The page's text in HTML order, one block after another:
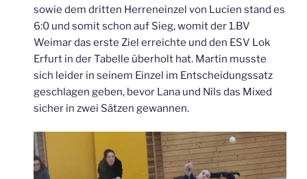
sowie dem dritten Herreneinzel von Lucien stand es
6:0 und somit schon auf Sieg, womit der 1.BV
Weimar das erste Ziel erreichte und den ESV Lok
Erfurt in der Tabelle überholt hat. Martin musste
sich leider in seinem Einzel im Entscheidungssatz
geschlagen geben, bevor Lana und Nils das Mixed
sicher in zwei Sätzen gewannen.